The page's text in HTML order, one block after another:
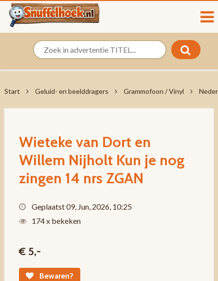
Start Geluid- en beelddragers Grammofoon / Vinyl
Wieteke van Dort en
Willem Nijholt Kun je nog
zingen 14 nrs ZGAN
Geplaatst 09, Jun, 2026, 10:25
174 x bekeken
€ 5,-
Bewaren?